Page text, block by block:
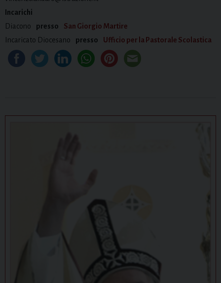
Incarichi
Diacono
presso
San Giorgio Martire
Incaricato Diocesano
presso Ufficio per la Pastorale Scolastica